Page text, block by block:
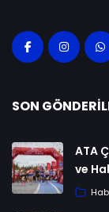
SON
ATA
ve